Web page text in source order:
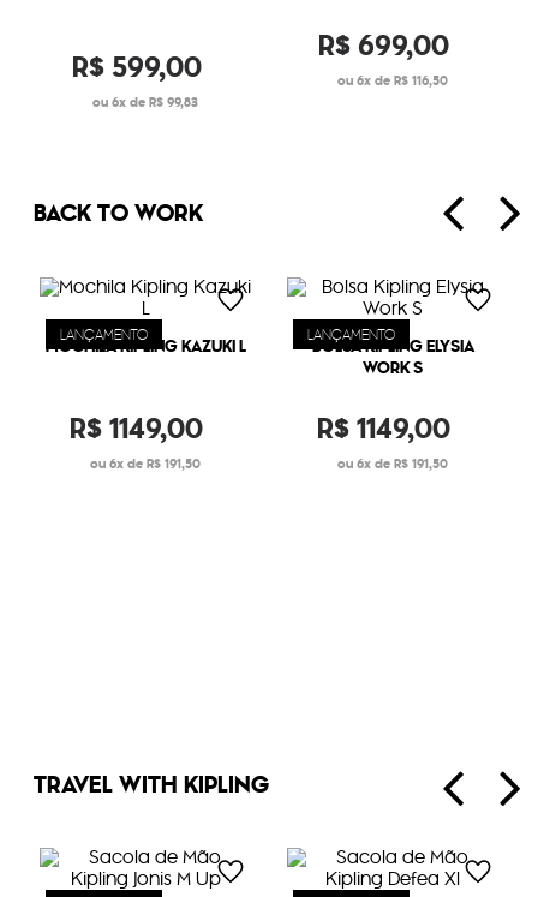
R$599,00
6 R$99,83
R$699,00
6 R$116,50
BACK TO WORK
LANÇAMENTO
MOCHILA KIPLING KAZUKI L
R$1149,00
6 R$191,50
LANÇAMENTO
BOLSA KIPLING ELYSIA
WORK S
R$1149,00
6 R$191,50
TRAVEL WITH KIPLING